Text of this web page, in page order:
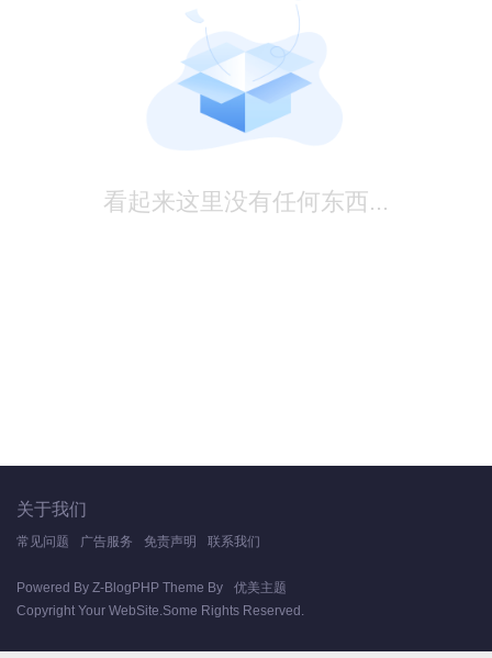
看起来这里没有任何东西...
关于我们
常见问题 广告服务 免责声明 联系我们
Powered By Z-BlogPHP Theme By
优美主题
Copyright Your WebSite.Some Rights Reserved.